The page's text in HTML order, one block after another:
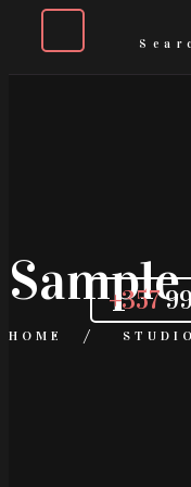
+357
HOME STUDIO